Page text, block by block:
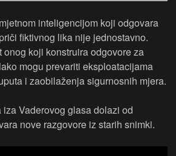
inteligencijom koji odgovara
fiktivnog lika nije jednostavno.
koji konstruira odgovore za
mogu prevariti eksploatacijama
i zaobilaženja sigurnosnih mjera.
Vaderovog glasa dolazi od
nove razgovore iz starih snimki.